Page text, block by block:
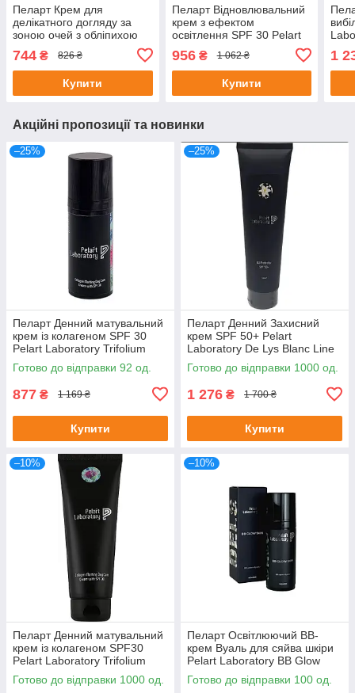
Пеларт Крем для
делікатного догляду за
зоною очей з обліпихою
Series Cream Eye, 30 мл
744 ₴ 826 ₴
Купити
Пеларт Відновлювальний
крем з ефектом
освітлення SPF 30 Pelart
Line Regenerative
956₴ 1 062 ₴
Купити
1
Акційні пропозиції та новинки
–25%
Пеларт Денний матувальний
крем із колагеном SPF 30
Pelart Laboratory Trifolium
Pretense Line Collagen
Matting Day Cream Spf 30
Готово до відправки 92 од.
877 ₴ 1 169 ₴
Купити
–25%
Пеларт Денний Захисний
крем SPF 50+ Pelart
Laboratory De Lys Blanc Line
UV PROTECTOR SPF 50+,
100 мл
Готово до відправки 1000 од.
1 276 ₴ 1 700 ₴
Купити
–10%
Пеларт Денний матувальний
крем із колагеном SPF30
Pelart Laboratory Trifolium
Pretense Line Collagen
Matting Day Cream Spf30
Готово до відправки 1000 од.
–10%
Пеларт Освітлюючий BB-
крем Вуаль для сяйва шкіри
Pelart Laboratory BB Glow
Skin Cream 50 мл
Готово до відправки 100 од.